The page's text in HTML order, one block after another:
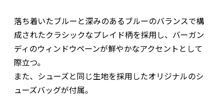
落ち着いたブルーと深みのあるブルーのバランスで構
成されたクラシックなプレイド柄を採用し、バーガン
ディのウィンドウペーンが鮮やかなアクセントとして
際立つ。
また、シューズと同じ生地を採用したオリジナルのシ
ューズバッグが付属。